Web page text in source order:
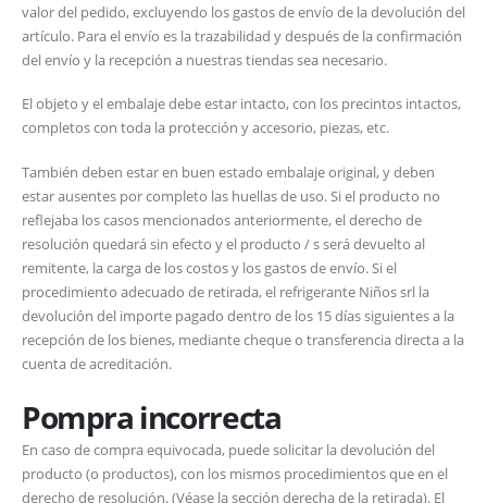
valor del pedido, excluyendo los gastos de envío de la devolución del
artículo. Para el envío es la trazabilidad y después de la confirmación
del envío y la recepción a nuestras tiendas sea necesario.
El objeto y el embalaje debe estar intacto, con los precintos intactos,
completos con toda la protección y accesorio, piezas, etc.
También deben estar en buen estado embalaje original, y deben
estar ausentes por completo las huellas de uso. Si el producto no
reflejaba los casos mencionados anteriormente, el derecho de
resolución quedará sin efecto y el producto / s será devuelto al
remitente, la carga de los costos y los gastos de envío. Si el
procedimiento adecuado de retirada, el refrigerante Niños srl la
devolución del importe pagado dentro de los 15 días siguientes a la
recepción de los bienes, mediante cheque o transferencia directa a la
cuenta de acreditación.
Pompra incorrecta
En caso de compra equivocada, puede solicitar la devolución del
producto (o productos), con los mismos procedimientos que en el
derecho de resolución. (Véase la sección derecha de la retirada). El